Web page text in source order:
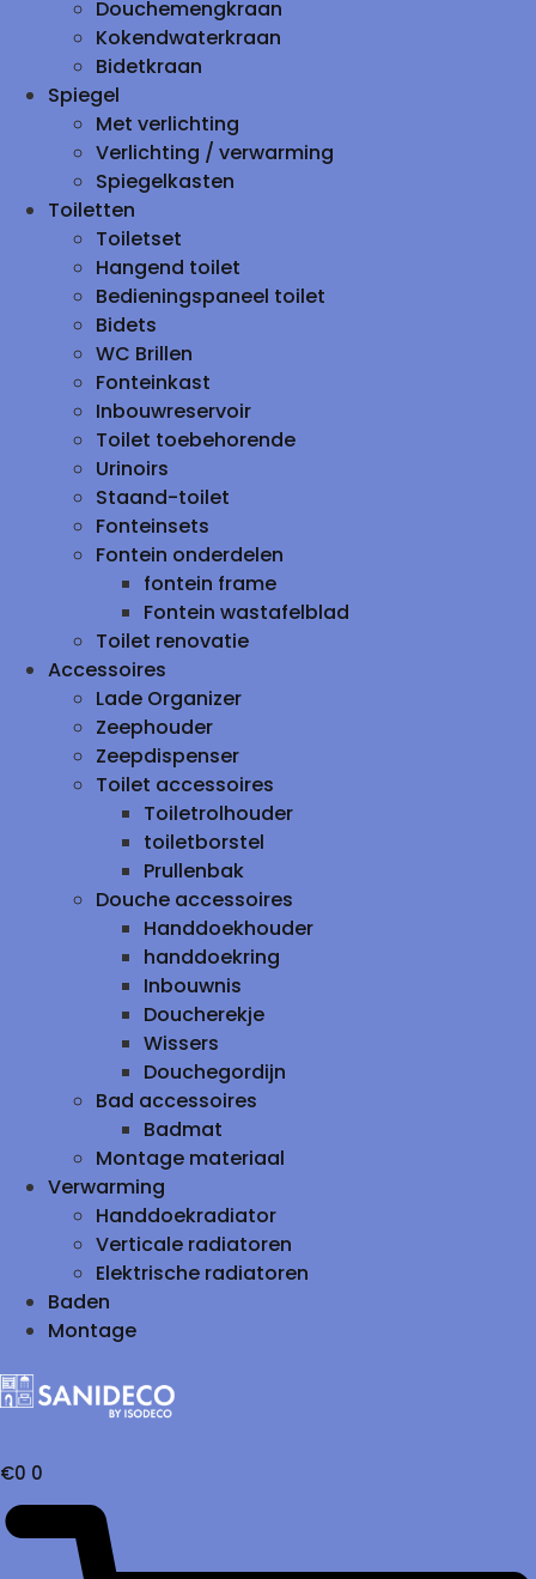
Douchemengkraan
Kokendwaterkraan
Bidetkraan
Spiegel
Met verlichting
Verlichting / verwarming
Spiegelkasten
Toiletten
Toiletset
Hangend toilet
Bedieningspaneel toilet
Bidets
WC Brillen
Fonteinkast
Inbouwreservoir
Toilet toebehorende
Urinoirs
Staand-toilet
Fonteinsets
Fontein onderdelen
fontein frame
Fontein wastafelblad
Toilet renovatie
Accessoires
Lade Organizer
Zeephouder
Zeepdispenser
Toilet accessoires
Toiletrolhouder
toiletborstel
Prullenbak
Douche accessoires
Handdoekhouder
handdoekring
Inbouwnis
Doucherekje
Wissers
Douchegordijn
Bad accessoires
Badmat
Montage materiaal
Verwarming
Handdoekradiator
Verticale radiatoren
Elektrische radiatoren
Baden
Montage
€0 0